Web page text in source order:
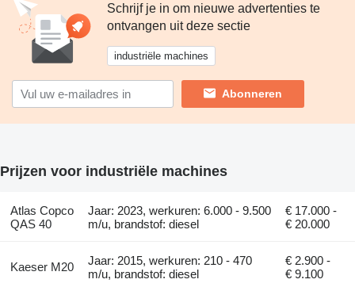
Schrijf je in om nieuwe advertenties te
ontvangen uit deze sectie
industriële machines
Abonneren
Prijzen voor industriële machines
Atlas Copco
QAS 40
Jaar: 2023, werkuren: 6.000 - 9.500
m/u, brandstof: diesel
€ 17.000 -
€ 20.000
Kaeser M20
Jaar: 2015, werkuren: 210 - 470
m/u, brandstof: diesel
€ 2.900 -
€ 9.100